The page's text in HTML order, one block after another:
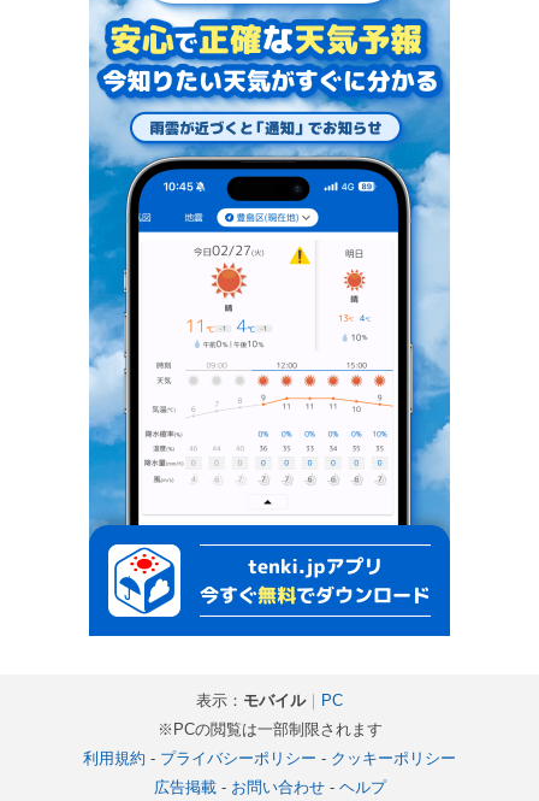
表示： モバイル｜ PC
※PCの閲覧は一部制限されます
利用規約 - プライバシーポリシー - クッキーポリシー
広告掲載- お問い合わせ- ヘルプ